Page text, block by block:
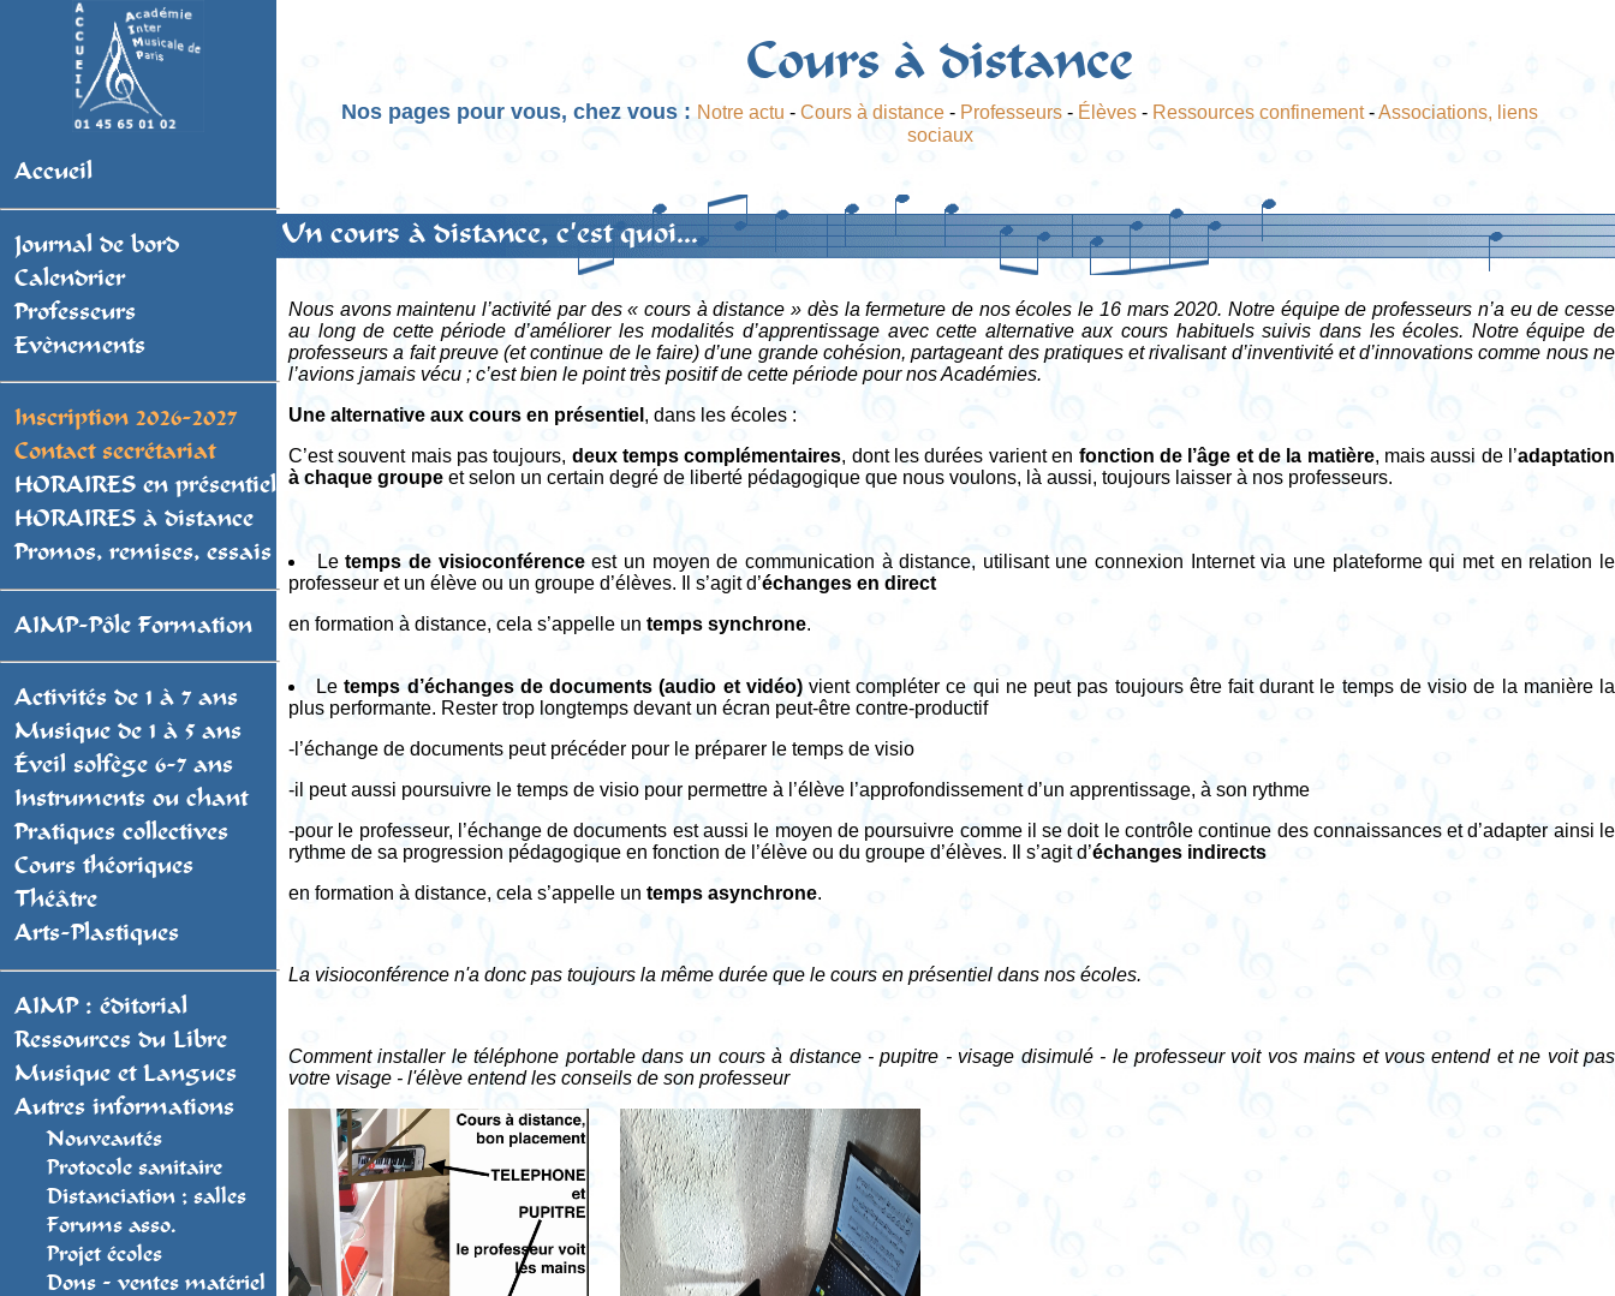
Accueil
Journal de bord
Calendrier
Professeurs
Evènements
Inscription 2026-2027
Contact secrétariat
HORAIRES en présentiel
HORAIRES à distance
Promos, remises, essais
AIMP-Pôle Formation
Activités de 1 à 7 ans
Musique de 1 à 5 ans
Éveil solfège 6-7 ans
Instruments ou chant
Pratiques collectives
Cours théoriques
Théâtre
Arts-Plastiques
AIMP : éditorial
Ressources du Libre
Musique et Langues
Autres informations
Nouveautés
Protocole sanitaire
Distanciation ; salles
Forums asso.
Projet écoles
Dons - ventes matériel
Cours à distance
Nos pages pour vous, chez vous : Notre actu - Cours à distance - Professeurs - Élèves - Ressources confinement-Associations, liens
sociaux
Un cours à distance, c'est quoi...
Nous avons maintenu l’activité par des « cours à distance » dès la fermeture de nos écoles le 16 mars 2020. Notre équipe de professeurs n’a eu de cesse
au long de cette période d’améliorer les modalités d’apprentissage avec cette alternative aux cours habituels suivis dans les écoles. Notre équipe de
professeurs a fait preuve (et continue de le faire) d’une grande cohésion, partageant des pratiques et rivalisant d’inventivité et d’innovations comme nous ne
l’avions jamais vécu ; c’est bien le point très positif de cette période pour nos Académies.
Une alternative aux cours en présentiel , dans les écoles :
C’est souvent mais pas toujours, deux temps complémentaires, dont les durées varient en fonction de l’âge et de la matière, mais aussi de l’adaptation
à chaque groupe et selon un certain degré de liberté pédagogique que nous voulons, là aussi, toujours laisser à nos professeurs.
Letemps de visioconférenceest un moyen de communication à distance, utilisant une connexion Internet via une plateforme qui met en relation le
professeur et un élève ou un groupe d’élèves. Il s’agit d’échanges en direct
en formation à distance, cela s’appelle un temps synchrone.
Letemps d’échanges de documents (audio et vidéo)vient compléter ce qui ne peut pas toujours être fait durant le temps de visio de la manière la
plus performante. Rester trop longtemps devant un écran peut-être contre-productif
-l’échange de documents peut précéder pour le préparer le temps de visio
-il peut aussi poursuivre le temps de visio pour permettre à l’élève l’approfondissement d’un apprentissage, à son rythme
-pour le professeur, l’échange de documents est aussi le moyen de poursuivre comme il se doit le contrôle continue des connaissances et d’adapter ainsi le
rythme de sa progression pédagogique en fonction de l’élève ou du groupe d’élèves. Il s’agit d’échanges indirects
en formation à distance, cela s’appelle un temps asynchrone.
La visioconférence n'a donc pas toujours la même durée que le cours en présentiel dans nos écoles.
Comment installer le téléphone portable dans un cours à distance - pupitre - visage disimulé - le professeur voit vos mains et vous entend et ne voit pas
votre visage - l'élève entend les conseils de son professeur